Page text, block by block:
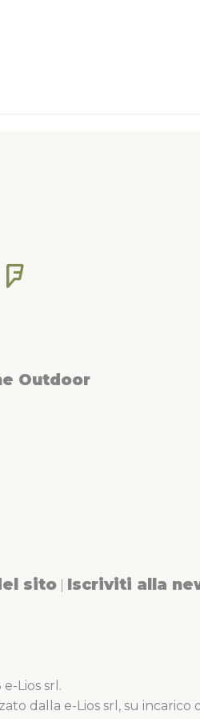
Outdoor
sito Iscriviti alla
Lios srl.
dalla e-Lios srl, su incarico